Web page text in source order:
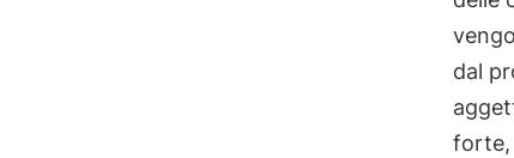
dal
forte,